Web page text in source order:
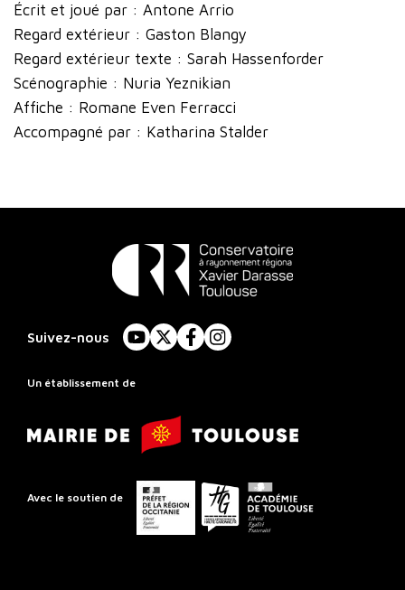
Écrit et joué par : Antone Arrio
Regard extérieur : Gaston Blangy
Regard extérieur texte : Sarah Hassenforder
Scénographie : Nuria Yeznikian
Affiche : Romane Even Ferracci
Accompagné par : Katharina Stalder
Rayonnement
Régional
Toulouse
Suivez-nous
YouTube
X FacebookInstagram
Un établissement de
Mairie
de
Avec le soutien de
Préfet
de
la
Conseil
départemental
Académie
de